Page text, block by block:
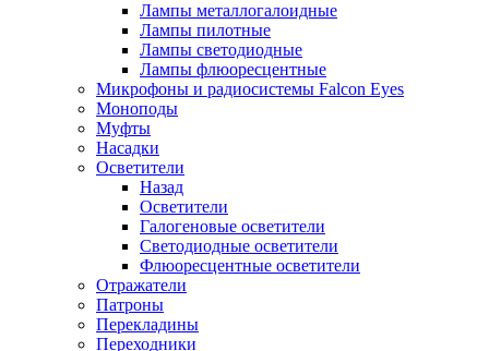
Лампы металлогалоидные
Лампы пилотные
Лампы светодиодные
Лампы флюоресцентные
Микрофоны и радиосистемы Falcon Eyes
Моноподы
Муфты
Насадки
Осветители
Назад
Осветители
Галогеновые осветители
Светодиодные осветители
Флюоресцентные осветители
Отражатели
Патроны
Перекладины
Переходники